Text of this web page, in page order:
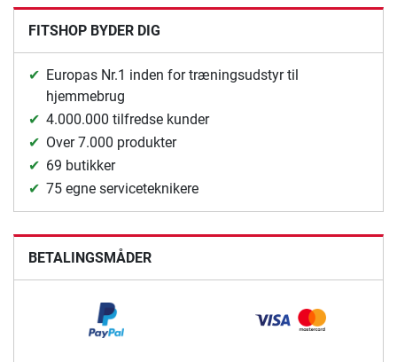
FITSHOP BYDER DIG
Europas Nr.1 inden for træningsudstyr til
hjemmebrug
4.000.000 tilfredse kunder
Over 7.000 produkter
69 butikker
75 egne serviceteknikere
BETALINGSMÅDER